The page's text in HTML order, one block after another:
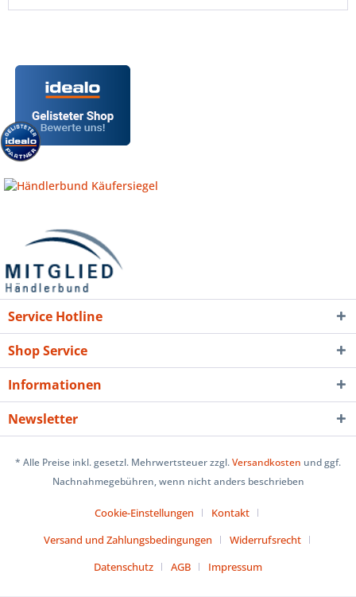
Service Hotline
Shop Service
Informationen
Newsletter
* Alle Preise inkl. gesetzl. Mehrwertsteuer zzgl.Versandkosten und ggf.
Nachnahmegebühren, wenn nicht anders beschrieben
Cookie-Einstellungen
Kontakt
Versand und Zahlungsbedingungen
Widerrufsrecht
Datenschutz
AGB Impressum